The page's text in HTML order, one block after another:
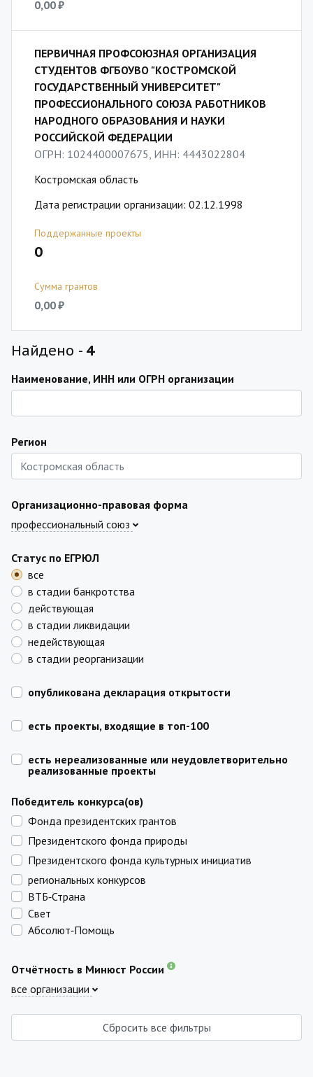
0,00 ₽
ПЕРВИЧНАЯ ПРОФСОЮЗНАЯ ОРГАНИЗАЦИЯ
СТУДЕНТОВ ФГБОУВО "КОСТРОМСКОЙ
ГОСУДАРСТВЕННЫЙ УНИВЕРСИТЕТ"
ПРОФЕССИОНАЛЬНОГО СОЮЗА РАБОТНИКОВ
НАРОДНОГО ОБРАЗОВАНИЯ И НАУКИ
РОССИЙСКОЙ ФЕДЕРАЦИИ
ОГРН: 1024400007675, ИНН: 4443022804
Костромская область
Дата регистрации организации: 02.12.1998
Поддержанные проекты
0
Сумма грантов
0,00 ₽
Найдено - 4
Наименование, ИНН или ОГРН организации
Регион
Организационно-правовая форма
профессиональный союз
Статус по ЕГРЮЛ
все
в стадии банкротства
действующая
в стадии ликвидации
недействующая
в стадии реорганизации
опубликована декларация открытости
есть проекты, входящие в топ-100
есть нереализованные или неудовлетворительно
реализованные проекты
Победитель конкурса(ов)
Фонда президентских грантов
Президентского фонда природы
Президентского фонда культурных инициатив
региональных конкурсов
ВТБ‑Страна
Свет
Абсолют‑Помощь
Отчётность в Минюст России
все организации
Сбросить все фильтры